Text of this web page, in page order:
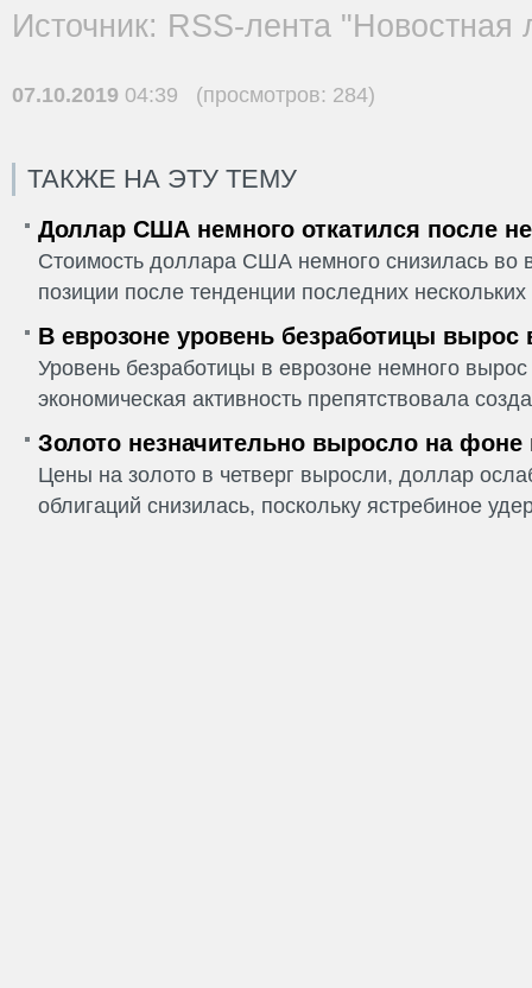
Источник: RSS-лента "Новостная
07.10.2019 04:39 (просмотров: 284)
ТАКЖЕ НА ЭТУ ТЕМУ
Доллар США немного откатился после
Стоимость доллара США немного снизилась во
позиции после тенденции последних
В еврозоне уровень безработицы вырос
Уровень безработицы в еврозоне немного
экономическая активность препятствовала
Золото незначительно выросло на фоне
Цены на золото в четверг выросли, доллар
облигаций снизилась, поскольку ястребиное